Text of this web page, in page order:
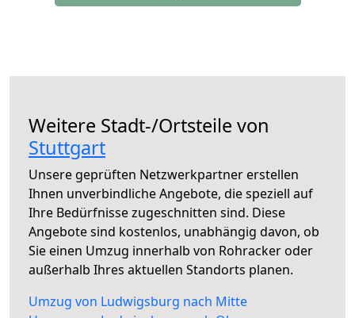
Weitere Stadt-/Ortsteile von
Stuttgart
Unsere geprüften Netzwerkpartner erstellen
Ihnen unverbindliche Angebote, die speziell auf
Ihre Bedürfnisse zugeschnitten sind. Diese
Angebote sind kostenlos, unabhängig davon, ob
Sie einen Umzug innerhalb von Rohracker oder
außerhalb Ihres aktuellen Standorts planen.
Umzug von Ludwigsburg nach Mitte